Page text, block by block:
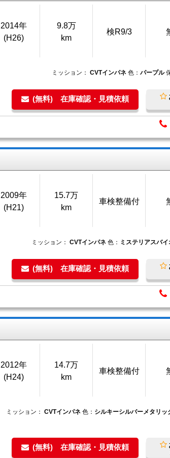
2014年
(H26)
9.8万
km
検R9/3
ミッション： CVTインパネ 色： パープル
(無料) 在庫確認・見積依頼
2009年
(H21)
15.7万
km
車検整備付
ミッション： CVTインパネ 色： ミステリアスバ
(無料) 在庫確認・見積依頼
2012年
(H24)
14.7万
km
車検整備付
ミッション： CVTインパネ 色： シルキーシルバーメタリッ
(無料) 在庫確認・見積依頼